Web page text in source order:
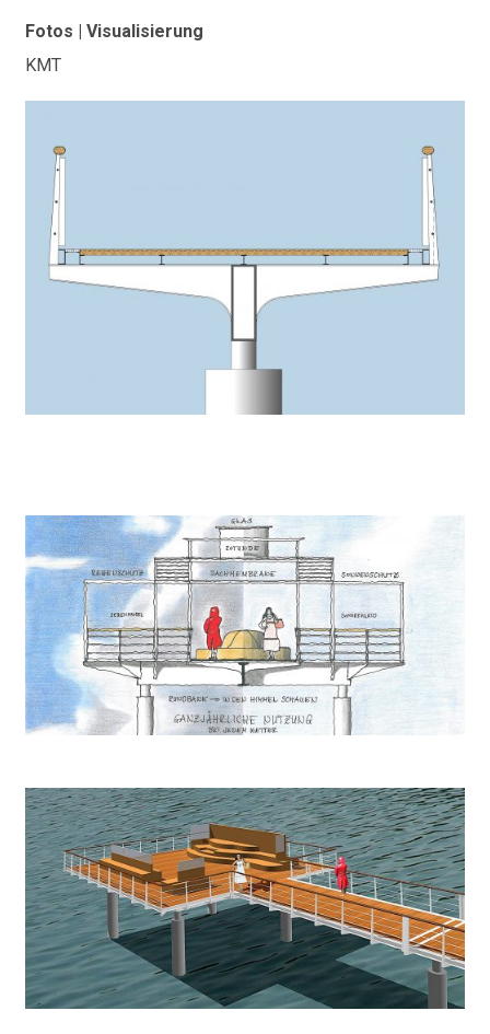
Fotos | Visualisierung
KMT